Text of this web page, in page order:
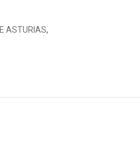
ASTURIAS,